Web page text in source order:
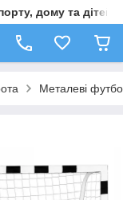
дому та дітей
Металеві